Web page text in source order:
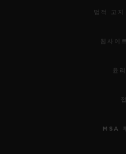
법적 고지
웹사이
윤
MSA